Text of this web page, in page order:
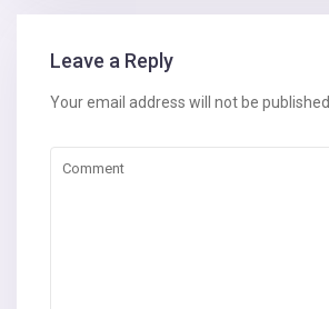
Leave a Reply
Your email address will not be published.